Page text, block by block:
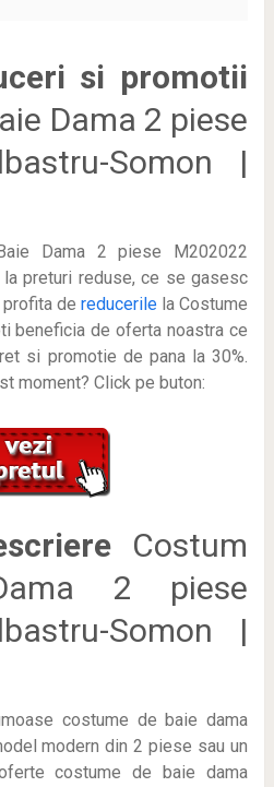
si promotii
Dama 2 piese
Somon |
Dama 2 piese M202022
preturi reduse, ce se gasesc
profita dereducerile la Costume
beneficia de oferta noastra ce
si promotie de pana la 30%.
moment? Click pe buton:
Costum
2 piese
Somon |
costume de baie dama
modern din 2 piese sau un
costume de baie dama